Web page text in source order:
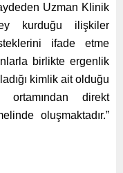
Uzman Klinik
kurduğu ilişkiler
ifade etme
birlikte ergenlik
kimlik ait olduğu
direkt
oluşmaktadır.”